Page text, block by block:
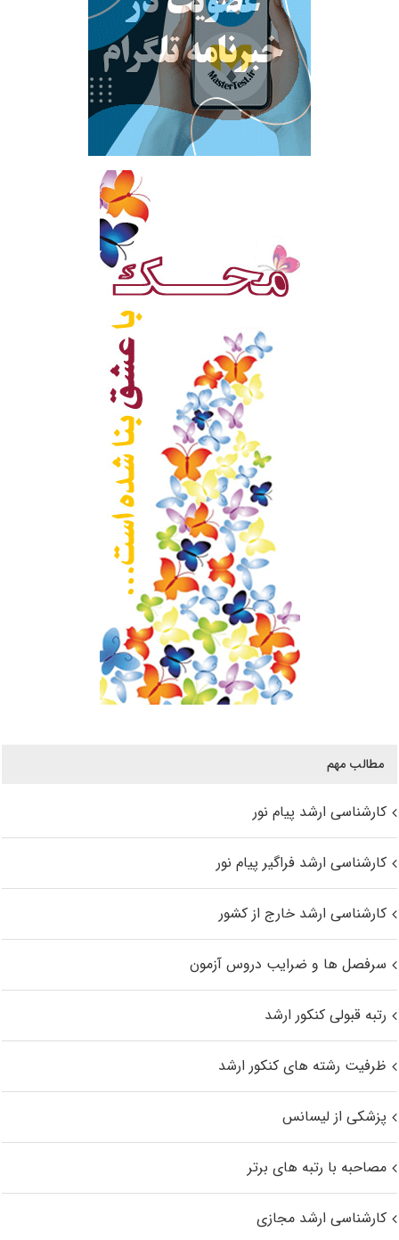
مطالب مهم
کارشناسی ارشد پیام نور
کارشناسی ارشد فراگیر پیام نور
کارشناسی ارشد خارج از کشور
سرفصل ها و ضرایب دروس آزمون
رتبه قبولی کنکور ارشد
ظرفیت رشته های کنکور ارشد
پزشکی از لیسانس
مصاحبه با رتبه های برتر
کارشناسی ارشد مجازی